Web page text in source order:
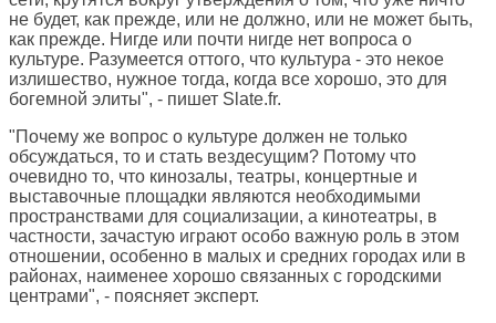
не будет, как прежде, или не должно, или не может быть,
как прежде. Нигде или почти нигде нет вопроса о
культуре. Разумеется оттого, что культура - это некое
излишество, нужное тогда, когда все хорошо, это для
богемной элиты", - пишет Slate.fr.
"Почему же вопрос о культуре должен не только
обсуждаться, то и стать вездесущим? Потому что
очевидно то, что кинозалы, театры, концертные и
выставочные площадки являются необходимыми
пространствами для социализации, а кинотеатры, в
частности, зачастую играют особо важную роль в этом
отношении, особенно в малых и средних городах или в
районах, наименее хорошо связанных с городскими
центрами", - поясняет эксперт.